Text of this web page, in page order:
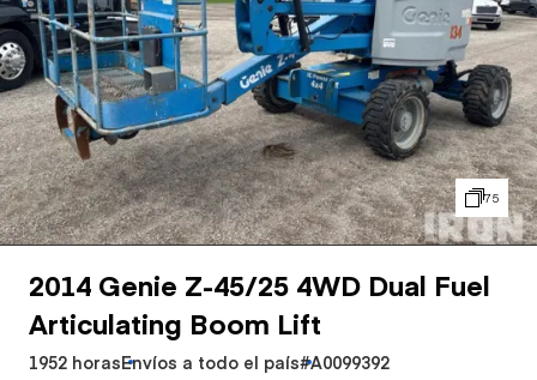
75
2014 Genie Z-45/25 4WD Dual Fuel
Articulating Boom Lift
1952 horasEnvíos a todo el país#A0099392